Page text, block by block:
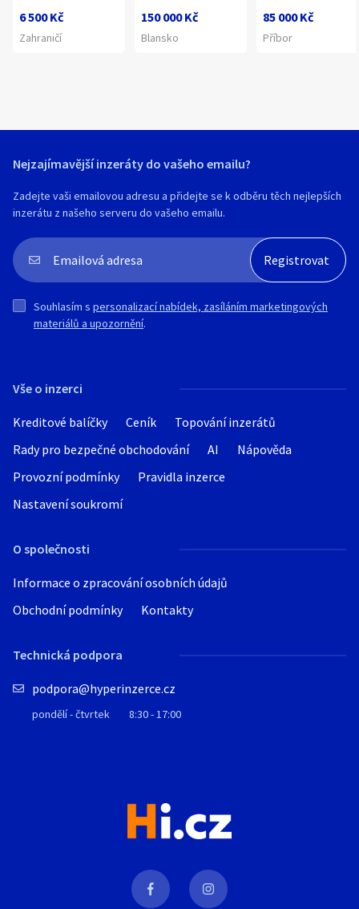
6 500 Kč
Zahraničí
150 000 Kč
Blansko
85 000 Kč
Příbor
Vše o inzerci
Kreditové balíčky Ceník
Topování inzerátů
Rady pro bezpečné obchodování
AI
Nápověda
Provozní podmínky
Pravidla inzerce
Nastavení soukromí
O společnosti
Informace o zpracování osobních údajů
Obchodní podmínky
Kontakty
Technická podpora
podpora@hyperinzerce.cz
pondělí - čtvrtek 8:30 - 17:00
Nejzajímavější inzeráty do vašeho emailu?
Zadejte vaši emailovou adresu a přidejte se k odběru těch nejlepších
inzerátu z našeho serveru do vašeho emailu.
Souhlasím s personalizací nabídek, zasíláním marketingových
materiálů a upozornění.